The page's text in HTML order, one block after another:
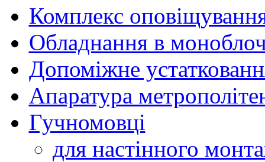
Комплекс
Обладнання в
Допоміжне
Апаратура
Гучномовці
для настінного